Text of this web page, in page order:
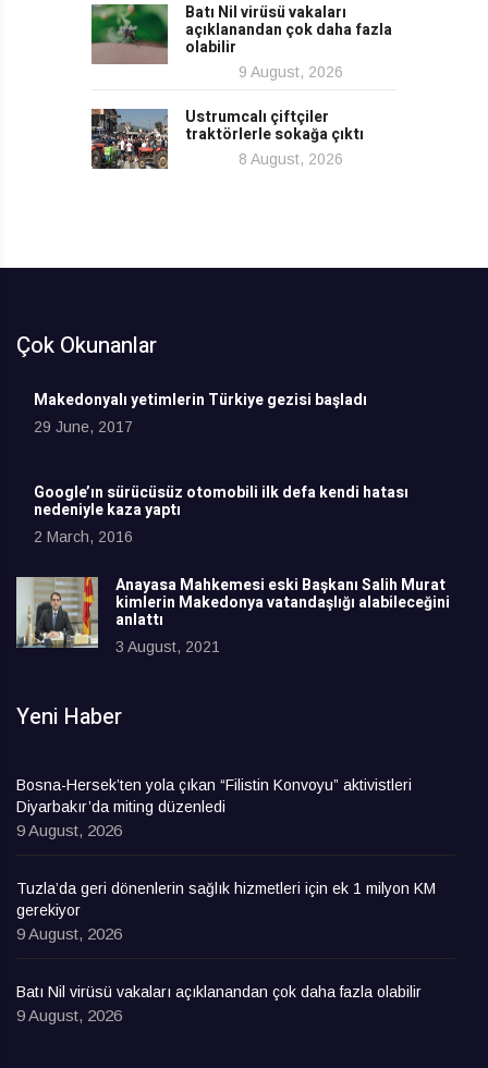
Batı Nil virüsü vakaları
açıklanandan çok daha fazla
olabilir
9 August, 2026
Ustrumcalı çiftçiler
traktörlerle sokağa çıktı
8 August, 2026
Çok Okunanlar
Makedonyalı yetimlerin Türkiye gezisi başladı
29 June, 2017
Google’ın sürücüsüz otomobili ilk defa kendi hatası
nedeniyle kaza yaptı
2 March, 2016
Anayasa Mahkemesi eski Başkanı Salih Murat
kimlerin Makedonya vatandaşlığı alabileceğini
anlattı
3 August, 2021
Yeni Haber
Bosna-Hersek’ten yola çıkan “Filistin Konvoyu” aktivistleri
Diyarbakır’da miting düzenledi
9 August, 2026
Tuzla’da geri dönenlerin sağlık hizmetleri için ek 1 milyon KM
gerekiyor
9 August, 2026
Batı Nil virüsü vakaları açıklanandan çok daha fazla olabilir
9 August, 2026